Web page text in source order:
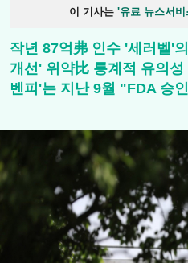
이 기사는 '유료 뉴스서
작년 87억弗 인수 '세러벨'
개선' 위약比 통계적 유의
벤피'는 지난 9월 "FDA 승